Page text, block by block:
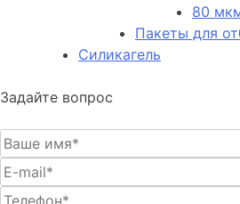
80
Пакеты для
Силикагель
Задайте вопрос